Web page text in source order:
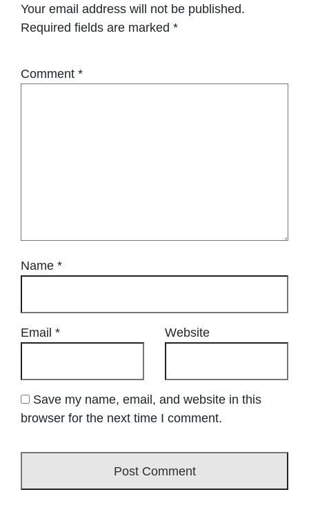
Your email address will not be published.
Required fields are marked *
Comment *
Name *
Email * Website
Save my name, email, and website in this
browser for the next time I comment.